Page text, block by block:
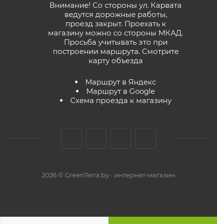
Внимание! Со стороны ул. Карвата
ведутся дорожные работы,
проезд закрыт. Проехать к
магазину можно со стороны МКАД.
Просьба учитывать это при
построении маршрута. Смотрите
карту объезда
Маршрут в Яндекс
Маршрут в Google
Схема проезда к магазину
2026 © GreenTerra.by - интернет-магазин